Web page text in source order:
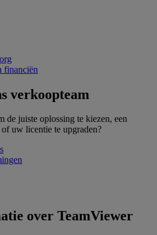
financiën
verkoopteam
de juiste oplossing te kiezen, een
uw licentie te upgraden?
over TeamViewer